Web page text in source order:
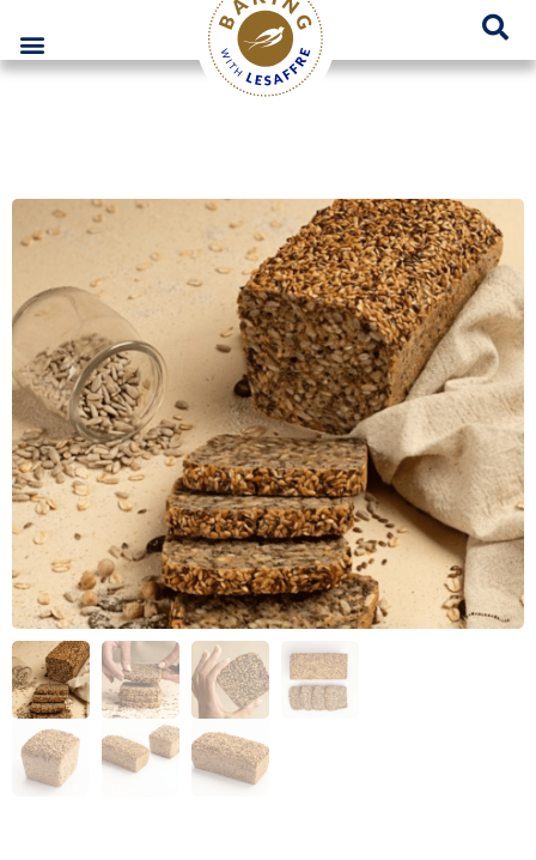
Lesaffre Polska – Miejsce innowacyjnych rozwiązań piekarniczych
GO